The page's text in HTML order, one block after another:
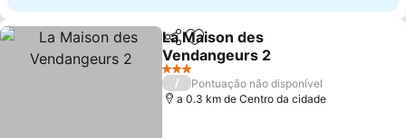
PartilharAdicionar aos favoritos
La Maison des
Vendangeurs 2
3 Estrelas
/
Pontuação não disponível
a 0.3 km de Centro da cidade